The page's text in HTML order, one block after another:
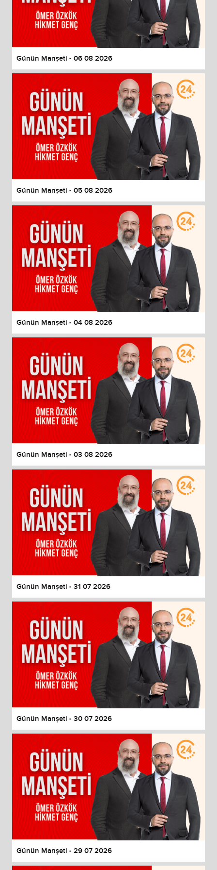
Close Modal Dialog
End of dialog window.
Günün Manşeti - 06 08 2026
Günün Manşeti - 05 08 2026
Günün Manşeti - 04 08 2026
Günün Manşeti - 03 08 2026
Günün Manşeti - 31 07 2026
Günün Manşeti - 30 07 2026
Günün Manşeti - 29 07 2026